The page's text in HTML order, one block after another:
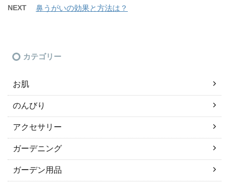
NEXT 鼻うがいの効果と方法は？
カテゴリー
お肌
のんびり
アクセサリー
ガーデニング
ガーデン用品